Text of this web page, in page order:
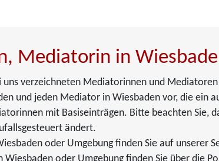
Mediatorin in
verzeichneten Mediatorinnen und
und jeden Mediator in Wiesbaden vor, die ein
mit Basiseinträgen. Bitte beachten Sie,
ändert.
oder Umgebung finden Sie auf unserer
Wiesbaden oder Umgebung finden Sie über die